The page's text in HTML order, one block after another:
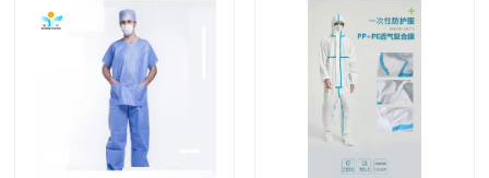
معطف واقي يمكن التخلص منه
ثوب جراحي يمكن التخلص منه